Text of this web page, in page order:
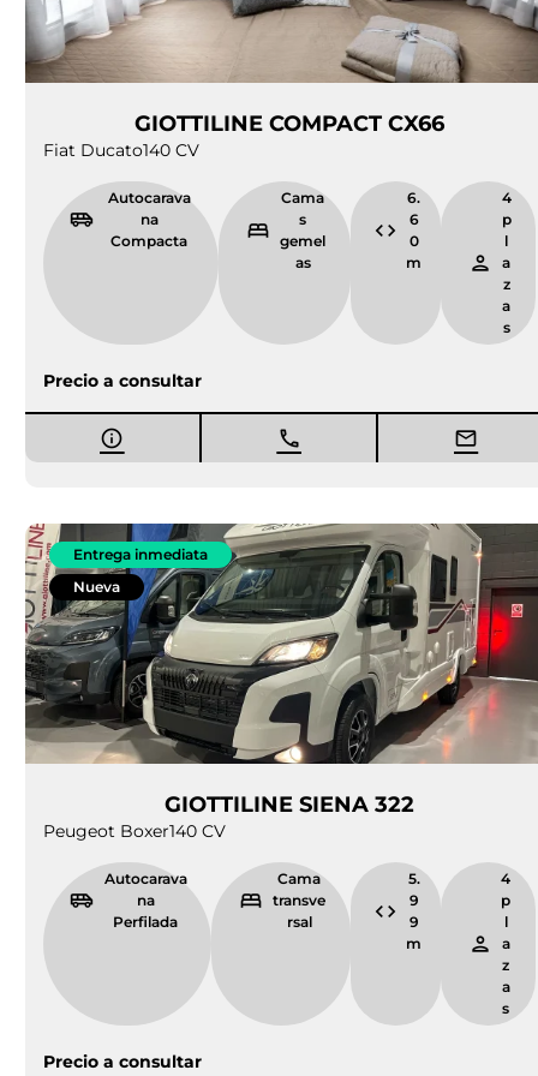
GIOTTILINE COMPACT CX66
Fiat Ducato140 CV
Autocarava
na
Compacta
Cama
s
gemel
as
6.
6
0
m
4
p
l
a
z
a
s
Precio a consultar
Entrega inmediata
Nueva
GIOTTILINE SIENA 322
Peugeot Boxer140 CV
Autocarava
na
Perfilada
Cama
transve
rsal
5.
9
9
m
4
p
l
a
z
a
s
Precio a consultar